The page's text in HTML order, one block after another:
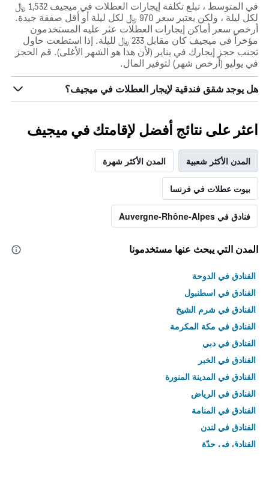
في المتوسط ، تبلغ تكلفة إيجارات العطلات في ميجيف 1,532 ﷼
لكل ليلة ، ولكن يعتبر سعر 970 ﷼ لكل ليلة أو أقل صفقة جيدة.
أرخص سعر أماكن إيجارات العطلات عثر عليه المستخدمون
مؤخراً في ميجيف كان مقابل 233 ﷼ لليلة. إذا استطعت حاول
تجنب حجز إيجارك في يناير (لأن هذا هو الشهر الأغلى). قم الحجز
في يوليو (أرخص شهر) لتوفير المال.
هل يوجد شقق فندقية لإيجار العطلات في ميجيف؟
اعثر على نتائج أفضل لإقامتك في ميجيف
المدن الأكثر شعبية المدن الأكثر شهرة
بيوت عطلات في فرنسا
فنادق في Auvergne-Rhône-Alpes
المدن التي يبحث عنها مستخدمونا
الفنادق في الدوحة
الفنادق في اسطنبول
الفنادق في شرم الشيخ
الفنادق في مكة المكرمة
الفنادق في دبي
الفنادق في الخبر
الفنادق في المدينة المنورة
الفنادق في الرياض
الفنادق في المنامة
الفنادق في لندن
الفنادق في جدّة